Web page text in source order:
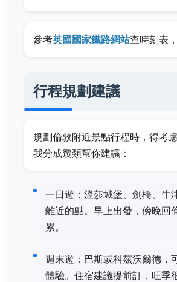
參考英國國家鐵路網站查時刻表
行程規劃建議
規劃倫敦附近景點行程時，得考
我分成幾類幫你建議：
一日遊：溫莎城堡、劍橋、牛
離近的點。早上出發，傍晚回
累。
週末遊：巴斯或科茲沃爾德，
體驗。住宿建議提前訂，旺季